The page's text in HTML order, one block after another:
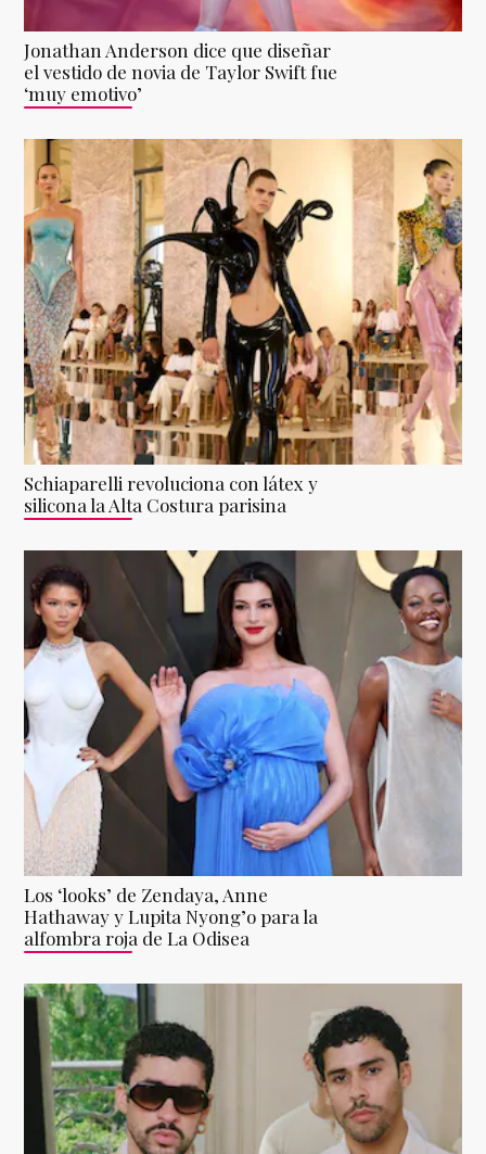
Jonathan Anderson dice que diseñar
el vestido de novia de Taylor Swift fue
‘muy emotivo’
Schiaparelli revoluciona con látex y
silicona la Alta Costura parisina
Los ‘looks’ de Zendaya, Anne
Hathaway y Lupita Nyong’o para la
alfombra roja de La Odisea